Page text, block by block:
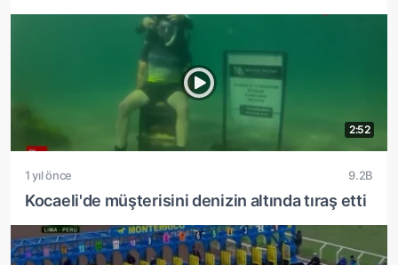
2:52
1 yıl önce 9.2B
Kocaeli'de müşterisini denizin altında tıraş etti